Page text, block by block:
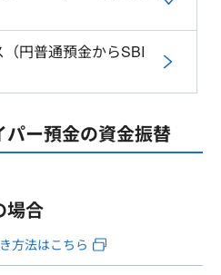
円普通預金からSBI
ー預金の資金振替
場合
方法はこちら